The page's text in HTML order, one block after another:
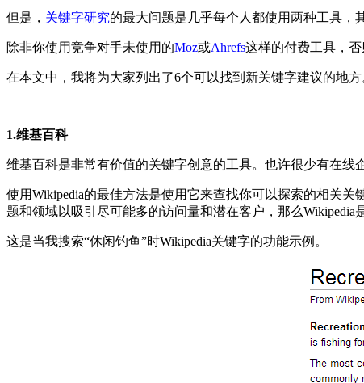
但是， 关键字研究的最大问题是几乎每个人都使用两种工具，
除非你使用竞争对手未使用的Moz或Ahrefs这样的付费工具，
在本文中，我将为大家列出了6个可以找到新关键字建议的地
1.维基百科
维基百科是非常有价值的关键字创意的工具。也许很少有在线
使用Wikipedia的最佳方法是使用它来查找你可以探索的相关
题和领域以吸引尽可能多的访问量和潜在客户，那么Wikipedia
这是当我搜索“休闲钓鱼”时Wikipedia关键字的功能示例。